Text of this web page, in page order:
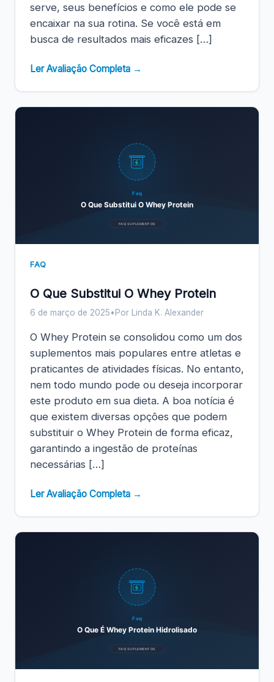
serve, seus benefícios e como ele pode se
encaixar na sua rotina. Se você está em
busca de resultados mais eficazes […]
Ler Avaliação Completa →
Faq
O Que Substitui O Whey Protein
FAQ SUPLEMENTOS
FAQ
O Que Substitui O Whey Protein
6 de março de 2025• Por Linda K. Alexander
O Whey Protein se consolidou como um dos
suplementos mais populares entre atletas e
praticantes de atividades físicas. No entanto,
nem todo mundo pode ou deseja incorporar
este produto em sua dieta. A boa notícia é
que existem diversas opções que podem
substituir o Whey Protein de forma eficaz,
garantindo a ingestão de proteínas
necessárias […]
Ler Avaliação Completa →
Faq
O Que É Whey Protein Hidrolisado
FAQ SUPLEMENTOS